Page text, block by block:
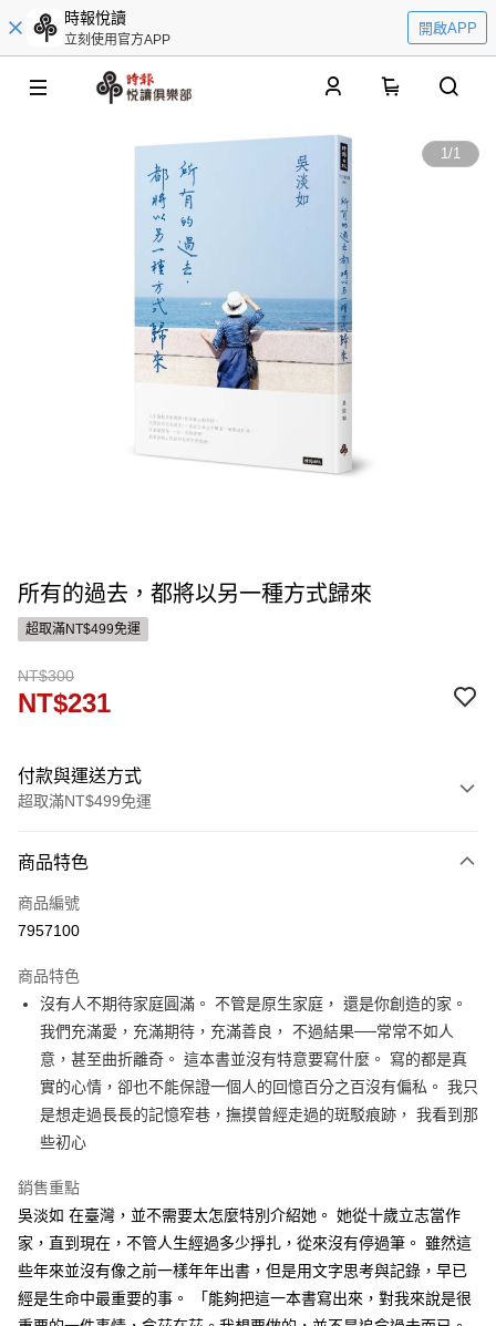
時報悅讀
立刻使用官方APP
開啟APP
1/1
所有的過去，都將以另一種方式歸來
超取滿NT$499免運
NT$300
NT$231
付款與運送方式
超取滿NT$499免運
信用卡一次付款
ATM付款
運送方式
付款後全家取貨
每筆NT$60，滿NT$499(含以上)免運費
付款後7-11取貨
每筆NT$60，滿NT$499(含以上)免運費
宅配
每筆NT$100，滿NT$499(含以上)免運費
商品特色
商品編號
7957100
商品特色
沒有人不期待家庭圓滿。 不管是原生家庭， 還是你創造的家。
我們充滿愛，充滿期待，充滿善良， 不過結果──常常不如人
意，甚至曲折離奇。 這本書並沒有特意要寫什麼。 寫的都是真
實的心情，卻也不能保證一個人的回憶百分之百沒有偏私。 我只
是想走過長長的記憶窄巷，撫摸曾經走過的斑駁痕跡， 我看到那
些初心
銷售重點
吳淡如 在臺灣，並不需要太怎麼特別介紹她。 她從十歲立志當作
家，直到現在，不管人生經過多少掙扎，從來沒有停過筆。 雖然這
些年來並沒有像之前一樣年年出書，但是用文字思考與記錄，早已
經是生命中最重要的事。 「能夠把這一本書寫出來，對我來說是很